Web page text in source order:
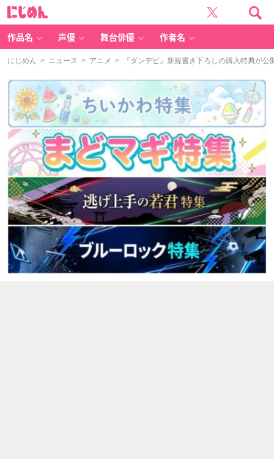
作品名 声優 舞台俳優 作者名
にじめん > ニュース > アニメ > 『ダンデビ』新規書き下ろしの購入特典が公